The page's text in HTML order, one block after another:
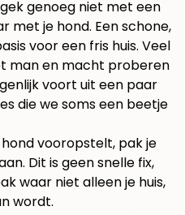
genoeg niet met een
met je hond. Een schone,
voor een fris huis. Veel
man en macht proberen
voort uit een paar
die we soms een beetje
vooropstelt, pak je
Dit is geen snelle fix,
waar niet alleen je huis,
wordt.